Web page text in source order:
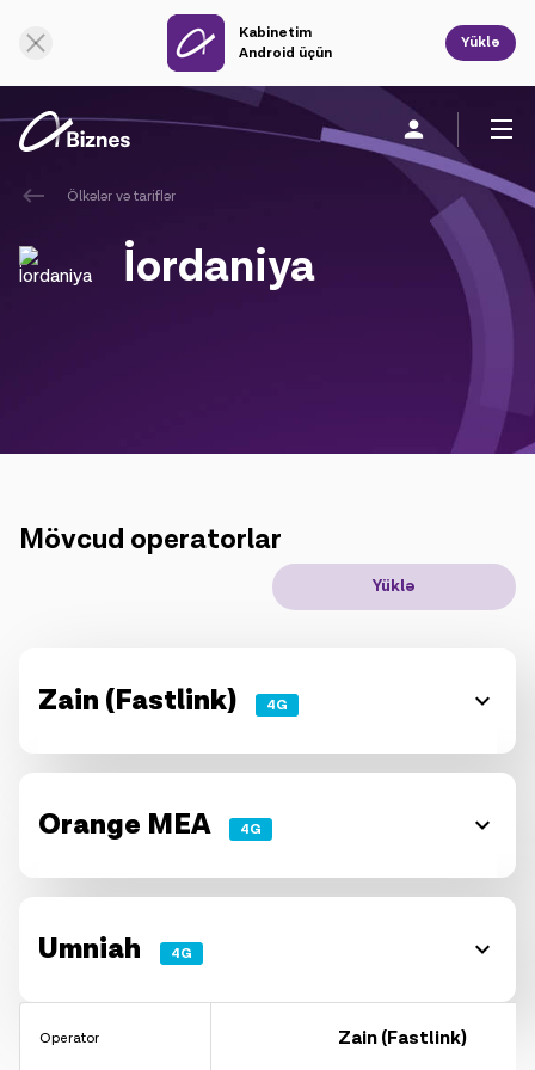
Kabinetim
Android üçün
Yüklə
Şirkət haqqında
IoT həllər
Ölkələr və tariflər
İordaniya
Mövcud operatorlar
Yüklə
Zain (Fastlink) 4G
Orange MEA 4G
Umniah 4G
Operator Zain (Fastlink)
Onlayn dəstək